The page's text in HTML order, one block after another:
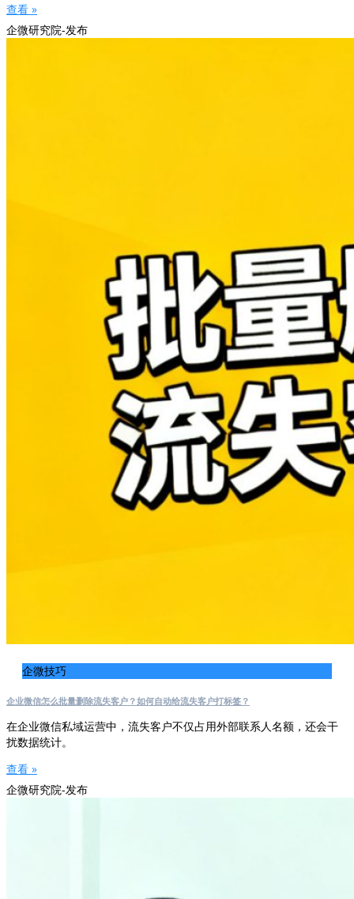
查看 »
企微研究院-发布
企微技巧
企业微信怎么批量删除流失客户？如何自动给流失客户打标签？
在企业微信私域运营中，流失客户不仅占用外部联系人名额，还会干
扰数据统计。
查看 »
企微研究院-发布